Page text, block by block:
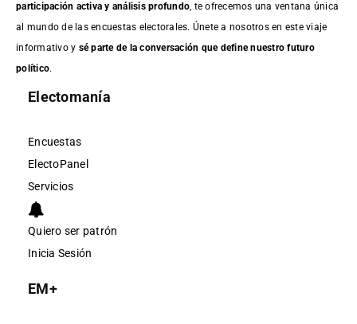
participación activa y análisis profundo, te ofrecemos una ventana única
al mundo de las encuestas electorales. Únete a nosotros en este viaje
informativo y sé parte de la conversación que define nuestro futuro
político.
Electomanía
Encuestas
ElectoPanel
Servicios
Quiero ser patrón
Inicia Sesión
EM+